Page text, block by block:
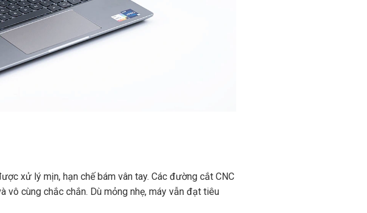
xử lý mịn, hạn chế bám vân tay. Các đường cắt CNC
cùng chắc chắn. Dù mỏng nhẹ, máy vẫn đạt tiêu